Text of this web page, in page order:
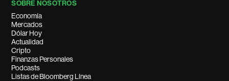
SOBRE NOSOTROS
Economía
Mercados
Dólar Hoy
Actualidad
Cripto
Finanzas Personales
Podcasts
Listas de Bloomberg Línea